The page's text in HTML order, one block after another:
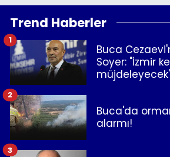
Trend Haberler
Buca
Soyer: "İzmir
1
Buca'da
alarmı!
2
3